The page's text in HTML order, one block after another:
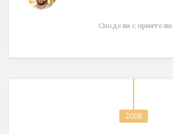
Сподели с приятели:
2008